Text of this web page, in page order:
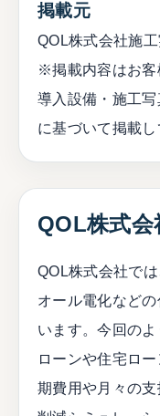
掲載元
QOL株式会社施
※掲載内容はお客
導入設備・施工
に基づいて掲載し
QOL株式
QOL株式会社で
オール電化など
います。今回の
ローンや住宅ロ
期費用や月々の